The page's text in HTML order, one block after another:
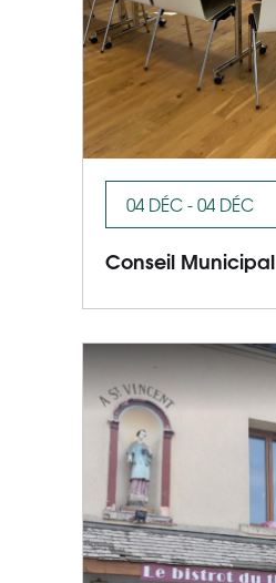
04 DÉC - 04 DÉC
Conseil Municipal